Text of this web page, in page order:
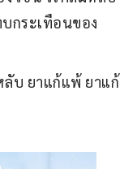
กระเทือนของ
บ ยาแก้แพ้ ยาแก้